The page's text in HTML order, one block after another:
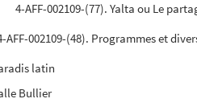
4-AFF-002109-(77). Yalta ou Le
AFF-002109-(48). Programmes et
latin
Bullier